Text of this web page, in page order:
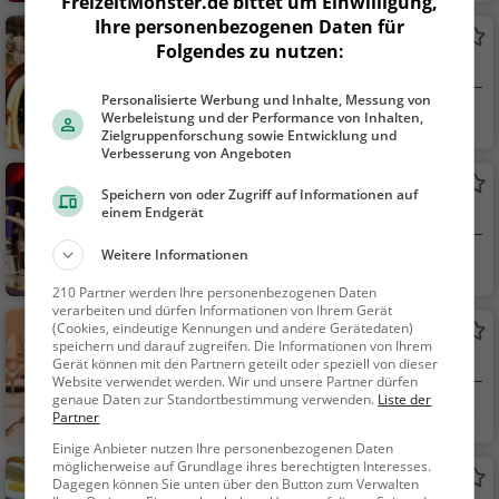
Stadtschänke
Kneipe in Leverkusen
Leverkusen
Bar, Bier, Wein, Sn
acks / Getränke
Kaschemme
Kneipe in Leverkusen
Leverkusen
acks / Getränke
Deyck's
Restaurant in Leverkusen
Leverkusen
Restaurant, Aben
dessen, Mittagessen
Öz Adana Holzkohle Restaurant
Ihre personenbezogenen Daten für
Folgendes zu nutzen:
Personalisierte Werbung und Inhalte, Messung von
Werbeleistung und der Performance von Inhalten,
Zielgruppenforschung sowie Entwicklung und
Verbesserung von Angeboten
Speichern von oder Zugriff auf Informationen auf
einem Endgerät
Weitere Informationen
210 Partner werden Ihre personenbezogenen Daten
verarbeiten und dürfen Informationen von Ihrem Gerät
(Cookies, eindeutige Kennungen und andere Gerätedaten)
speichern und darauf zugreifen. Die Informationen von Ihrem
Gerät können mit den Partnern geteilt oder speziell von dieser
Website verwendet werden. Wir und unsere Partner dürfen
genaue Daten zur Standortbestimmung verwenden. Liste der
Partner
Einige Anbieter nutzen Ihre personenbezogenen Daten
möglicherweise auf Grundlage ihres berechtigten Interesses.
Dagegen können Sie unten über den Button zum Verwalten